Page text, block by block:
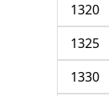
1320
1325
1330